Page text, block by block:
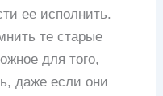
ее исполнить.
те старые
для того,
даже если они